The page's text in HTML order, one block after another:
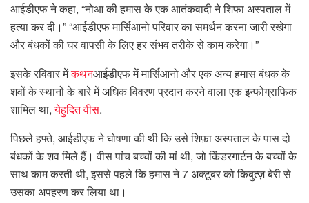
आईडीएफ ने कहा, “नोआ की हमास के एक आतंकवादी ने शिफा अस्पताल में
हत्या कर दी।” “आईडीएफ मार्सिआनो परिवार का समर्थन करना जारी रखेगा
और बंधकों की घर वापसी के लिए हर संभव तरीके से काम करेगा।”
इसके रविवार मेंकथनआईडीएफ में मार्सिआनो और एक अन्य हमास बंधक के
शवों के स्थानों के बारे में अधिक विवरण प्रदान करने वाला एक इन्फोग्राफिक
शामिल था,येहुदित वीस.
पिछले हफ्ते, आईडीएफ ने घोषणा की थी कि उसे शिफ़ा अस्पताल के पास दो
बंधकों के शव मिले हैं। वीस पांच बच्चों की मां थी, जो किंडरगार्टन के बच्चों के
साथ काम करती थी, इससे पहले कि हमास ने 7 अक्टूबर को किबुत्ज़ बेरी से
उसका अपहरण कर लिया था।